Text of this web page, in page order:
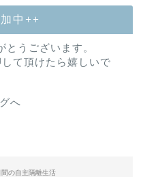
中++
うございます。
て頂けたら嬉しいで
間の自主隔離生活